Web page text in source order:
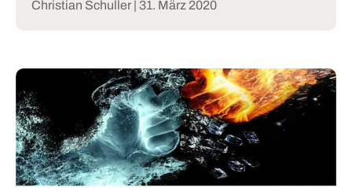
Christian Schuller | 31. März 2020